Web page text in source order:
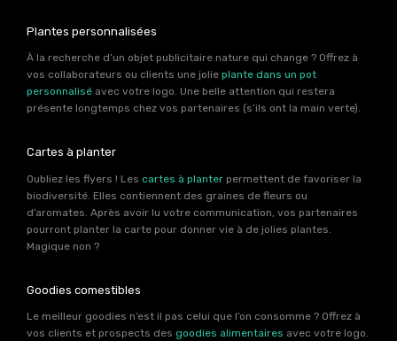
Plantes personnalisées
À la recherche d’un objet publicitaire nature qui change ? Offrez à
vos collaborateurs ou clients une jolie plante dans un pot
personnalisé avec votre logo. Une belle attention qui restera
présente longtemps chez vos partenaires (s’ils ont la main verte).
Cartes à planter
Oubliez les flyers ! Les cartes à planter permettent de favoriser la
biodiversité. Elles contiennent des graines de fleurs ou
d’aromates. Après avoir lu votre communication, vos partenaires
pourront planter la carte pour donner vie à de jolies plantes.
Magique non ?
Goodies comestibles
Le meilleur goodies n’est il pas celui que l’on consomme ? Offrez à
vos clients et prospects des goodies alimentaires avec votre logo.